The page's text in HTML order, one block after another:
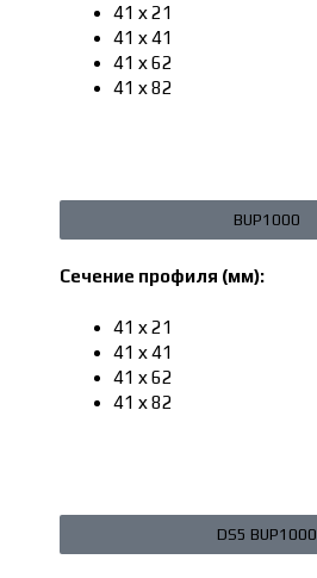
41 х 21
41 х 41
41 х 62
41 х 82
BUP1000
Сечение профиля (мм):
41 х 21
41 х 41
41 х 62
41 х 82
DS5 BUP1000